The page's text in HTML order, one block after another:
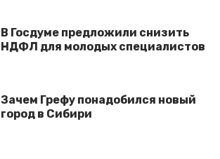
В Госдуме предложили снизить
НДФЛ для молодых специалистов
Зачем Грефу понадобился новый
город в Сибири